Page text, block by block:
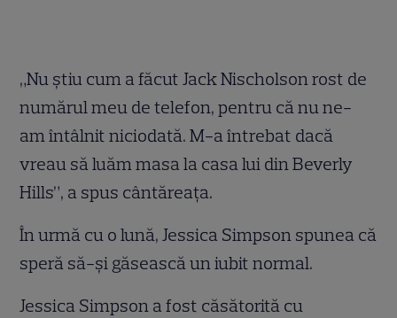
„Nu ştiu cum a făcut Jack Nischolson rost de
numărul meu de telefon, pentru că nu ne-
am întâlnit niciodată. M-a întrebat dacă
vreau să luăm masa la casa lui din Beverly
Hills”, a spus cântăreaţa.
În urmă cu o lună, Jessica Simpson spunea că
speră să-şi găsească un iubit normal.
Jessica Simpson a fost căsătorită cu